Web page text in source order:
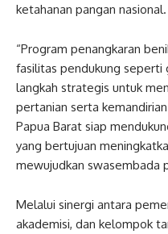
ketahanan pangan nasional.
“Program penangkaran
fasilitas pendukung seperti
langkah strategis untuk
pertanian serta
Papua Barat siap
yang bertujuan
mewujudkan swasembada
Melalui sinergi antara
akademisi, dan kelompok